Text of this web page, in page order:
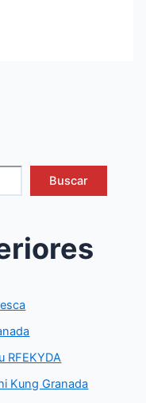
Buscar
RFEKYDA
Kung Granada